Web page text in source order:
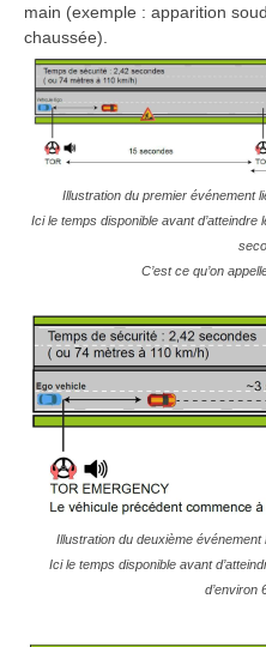
main (exemple : apparition
chaussée).
Illustration du premier événement
Ici le temps disponible avant
C’est ce qu’on
Illustration du deuxième événement
Ici le temps disponible avant
d’environ